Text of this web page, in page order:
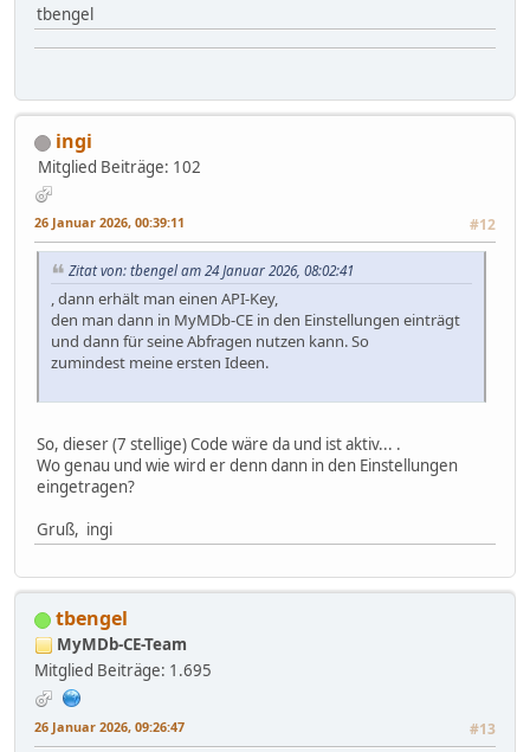
tbengel
ingi
Mitglied Beiträge: 102
26 Januar 2026, 00:39:11 #12
Zitat von: tbengel am 24 Januar 2026, 08:02:41
, dann erhält man einen API-Key,
den man dann in MyMDb-CE in den Einstellungen einträgt
und dann für seine Abfragen nutzen kann. So
zumindest meine ersten Ideen.
So, dieser (7 stellige) Code wäre da und ist aktiv... .
Wo genau und wie wird er denn dann in den Einstellungen
eingetragen?
Gruß, ingi
tbengel
MyMDb-CE-Team
Mitglied Beiträge: 1.695
26 Januar 2026, 09:26:47 #13